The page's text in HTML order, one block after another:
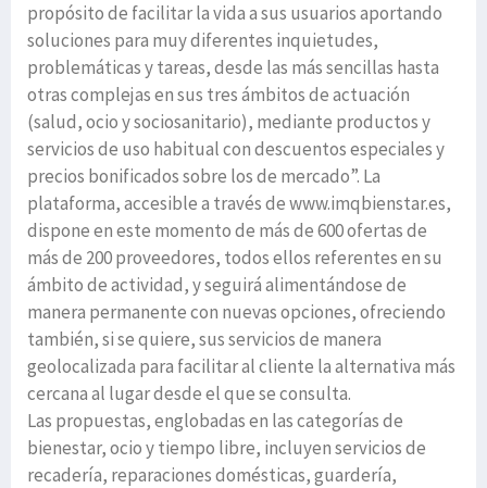
propósito de facilitar la vida a sus usuarios aportando
soluciones para muy diferentes inquietudes,
problemáticas y tareas, desde las más sencillas hasta
otras complejas en sus tres ámbitos de actuación
(salud, ocio y sociosanitario), mediante productos y
servicios de uso habitual con descuentos especiales y
precios bonificados sobre los de mercado”. La
plataforma, accesible a través de www.imqbienstar.es,
dispone en este momento de más de 600 ofertas de
más de 200 proveedores, todos ellos referentes en su
ámbito de actividad, y seguirá alimentándose de
manera permanente con nuevas opciones, ofreciendo
también, si se quiere, sus servicios de manera
geolocalizada para facilitar al cliente la alternativa más
cercana al lugar desde el que se consulta.
Las propuestas, englobadas en las categorías de
bienestar, ocio y tiempo libre, incluyen servicios de
recadería, reparaciones domésticas, guardería,